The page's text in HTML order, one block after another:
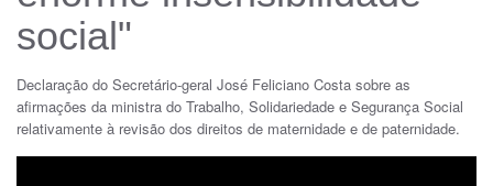
social"
Declaração do Secretário-geral José Feliciano Costa sobre as
afirmações da ministra do Trabalho, Solidariedade e Segurança Social
relativamente à revisão dos direitos de maternidade e de paternidade.